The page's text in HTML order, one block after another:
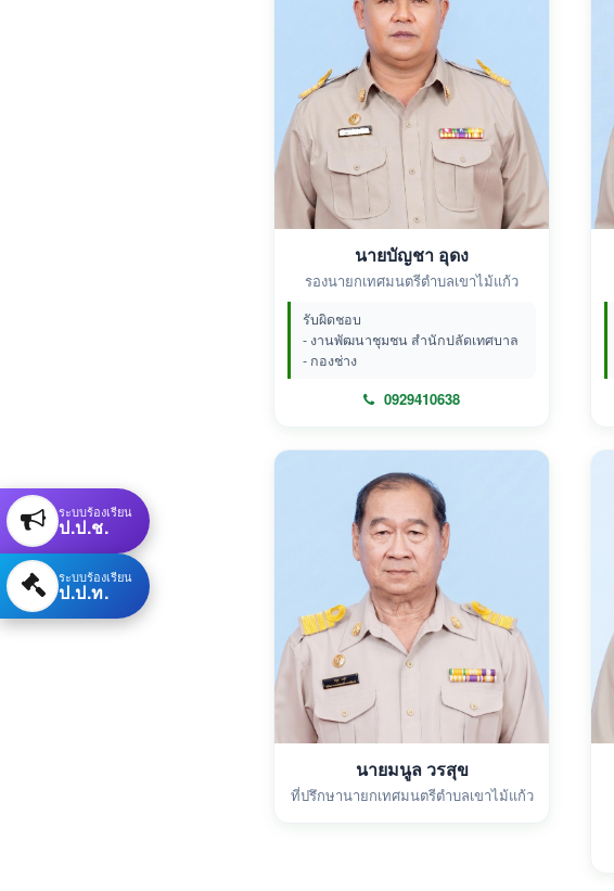
นายบัญชา อุดง
รองนายกเทศมนตรีตำบลเขาไม้แก้ว
รับผิดชอบ
- งานพัฒนาชุมชน สำนักปลัดเทศบาล
- กองช่าง
0929410638
นายมนูล วรสุข
ที่ปรึกษานายกเทศมนตรีตำบลเขาไม้แก้ว
ระบบร้องเรียน
ป.ป.ช.
ระบบร้องเรียน
ป.ป.ท.